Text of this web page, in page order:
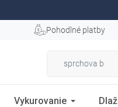
Pohodlné platby
Vykurovanie